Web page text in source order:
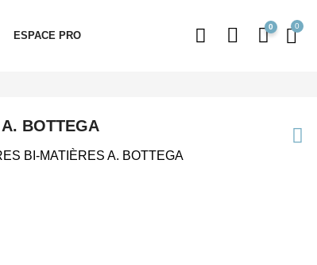
ESPACE PRO
0
A. BOTTEGA
BI-MATIÈRES A. BOTTEGA